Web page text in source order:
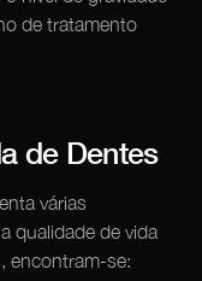
de tratamento
de Dentes
várias
qualidade de vida
encontram-se: